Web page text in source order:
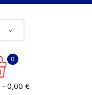
- 0,00 €
0